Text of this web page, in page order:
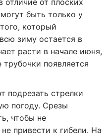
от плоских
быть только у
который
зиму остается в
расти в начале июня,
появляется
подрезать стрелки
погоду. Срезы
чтобы не
привести к гибели. На